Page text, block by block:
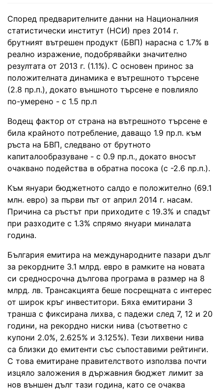
Според предварителните данни на Националния
статистически институт (НСИ) през 2014 г.
брутният вътрешен продукт (БВП) нарасна с 1.7% в
реално изражение, подобрявайки значително
резултата от 2013 г. (1.1%). С основен принос за
положителната динамика е вътрешното търсене
(2.8 пр.п.), докато външното търсене е повлияло
по-умерено - с 1.5 пр.п
Водещ фактор от страна на вътрешното търсене е
била крайното потребление, даващо 1.9 пр.п. към
ръста на БВП, следвано от брутното
капиталообразуване - с 0.9 пр.п., докато вносът
очаквано подейства в обратна посока (с -2.6 пр.п.).
Към януари бюджетното салдо е положително (69.1
млн. евро) за първи път от април 2014 г. насам.
Причина са ръстът при приходите с 19.3% и спадът
при разходите с 1.3% спрямо януари миналата
година.
България емитира на международните пазари дълг
за рекордните 3.1 млрд. евро в рамките на новата
си средносрочна дългова програма в размер на 8
млрд. лв. Трансакцията беше посрещната с интерес
от широк кръг инвеститори. Бяха емитирани 3
транша с фиксирана лихва, с падежи след 7, 12 и 20
години, на рекордно ниски нива (съответно с
купони 2.0%, 2.625% и 3.125%). Тези лихвени нива
са близки до емитенти със съпоставими рейтинги.
С това емитиране правителството използва почти
изцяло заложения в държавния бюджет лимит за
нов външен дълг тази година, като се очаква